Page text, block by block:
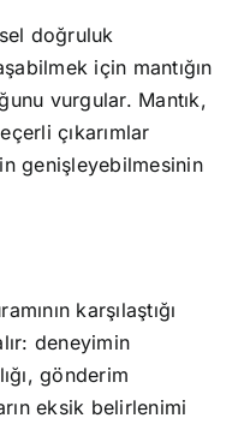
doğruluk
için mantığın
vurgular. Mantık,
çıkarımlar
genişleyebilmesinin
karşılaştığı
deneyimin
gönderim
eksik belirlenimi